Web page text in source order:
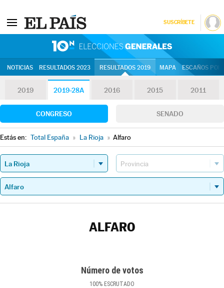
SUSCRÍBETE
NOTICIAS RESULTADOS 2023 RESULTADOS 2019 MAPA ESCAÑOS
2019 2019-28A 2016 2015 2011
CONGRESO SENADO
Estás en: Total España » La Rioja » Alfaro
ALFARO
Número de votos
100% ESCRUTADO